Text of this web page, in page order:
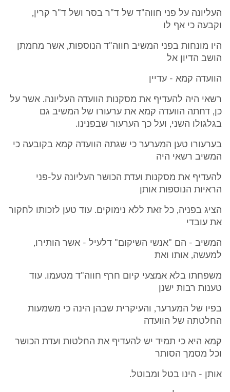
העליונה על פני חווה"ד של ד"ר בסר ושל ד"ר קרין,
וקבעה כי אף לו
היו מונחות בפני המשיב חווה"ד הנוספות, אשר מחמתן
הושב הדיון אל
הוועדה קמא - עדיין
רשאי היה להעדיף את מסקנות הוועדה העליונה. אשר על
כן, דחתה הוועדה קמא את ערעורו של המשיב גם
בגלגולו השני, ועל כך הערעור שבפנינו.
בערעורו טען המערער כי שגתה הוועדה קמא בקובעה כי
המשיב רשאי היה
להעדיף את מסקנות ועדת הכושר העליונה על-פני
הראיות הנוספות אותן
הציג בפניה, כל זאת ללא נימוקים. עוד טען לזכותו לחקור
את עובדי
המשיב - הם "אנשי השיקום" דלעיל - אשר הותירו,
למעשה, אותו ואת
משפחתו בלא אמצעי קיום חרף חווה"ד מטעמו. עוד
טענות רבות ישנן
בפיו של המערער, והעיקרית שבהן הינה כי משמעות
החלטתה של הוועדה
קמא היא כי תמיד יש להעדיף את החלטות ועדת הכושר
וכל מסמך הסותר
אותן - הינו בטל ומבוטל.